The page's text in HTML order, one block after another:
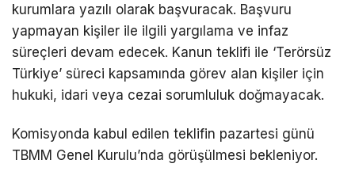
kurumlara yazılı olarak başvuracak. Başvuru
yapmayan kişiler ile ilgili yargılama ve infaz
süreçleri devam edecek. Kanun teklifi ile ‘Terörsüz
Türkiye’ süreci kapsamında görev alan kişiler için
hukuki, idari veya cezai sorumluluk doğmayacak.
Komisyonda kabul edilen teklifin pazartesi günü
TBMM Genel Kurulu’nda görüşülmesi bekleniyor.